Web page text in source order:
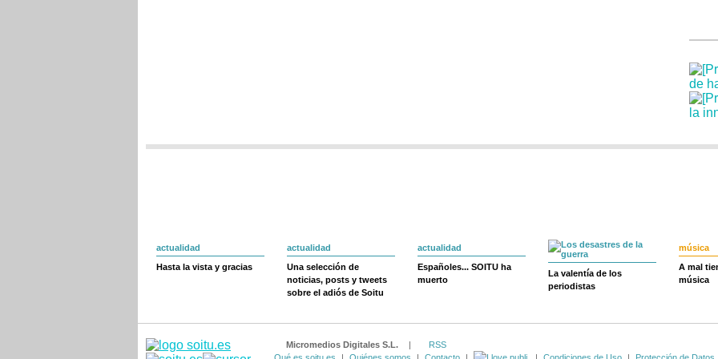
actualidad
Hasta la vista y gracias
actualidad
Una selección de
noticias, posts y tweets
sobre el adiós de Soitu
actualidad
Españoles... SOITU ha
muerto
La valentía de los
periodistas
música
A mal
música
Micromedios Digitales S.L. |
RSS